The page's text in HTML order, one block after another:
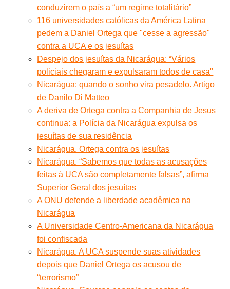
conduzirem o país a “um regime totalitário”
116 universidades católicas da América Latina
pedem a Daniel Ortega que "cesse a agressão"
contra a UCA e os jesuítas
Despejo dos jesuítas da Nicarágua: “Vários
policiais chegaram e expulsaram todos de casa"
Nicarágua: quando o sonho vira pesadelo. Artigo
de Danilo Di Matteo
A deriva de Ortega contra a Companhia de Jesus
continua: a Polícia da Nicarágua expulsa os
jesuítas de sua residência
Nicarágua. Ortega contra os jesuítas
Nicarágua. “Sabemos que todas as acusações
feitas à UCA são completamente falsas”, afirma
Superior Geral dos jesuítas
A ONU defende a liberdade acadêmica na
Nicarágua
A Universidade Centro-Americana da Nicarágua
foi confiscada
Nicarágua. A UCA suspende suas atividades
depois que Daniel Ortega os acusou de
“terrorismo”